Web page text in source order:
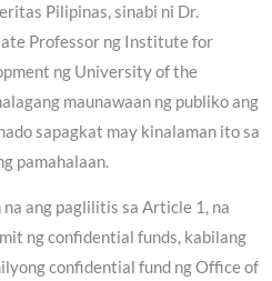
Pilipinas, sinabi ni Dr.
Professor ng Institute for
ng University of the
maunawaan ng publiko ang
sapagkat may kinalaman ito sa
pamahalaan.
ang paglilitis sa Article 1, na
ng confidential funds, kabilang
confidential fund ng Office of